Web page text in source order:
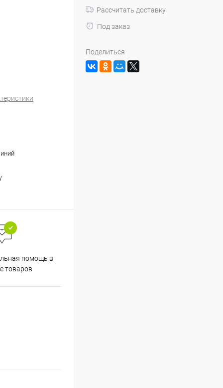
помощь в
товаров
Рассчитать доставку
Под заказ
Поделиться